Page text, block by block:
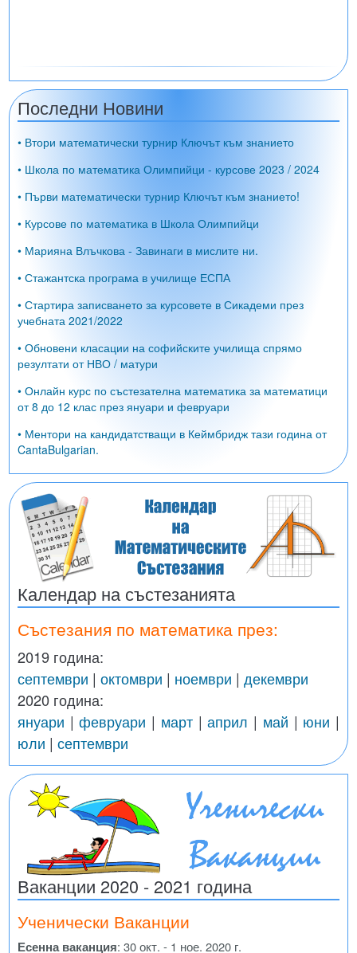
Последни Новини
• Втори математически турнир Ключът към знанието
• Школа по математика Олимпийци - курсове 2023 / 2024
• Първи математически турнир Ключът към знанието!
• Курсове по математика в Школа Олимпийци
• Марияна Влъчкова - Завинаги в мислите ни.
• Стажантска програма в училище ЕСПА
• Стартира записването за курсовете в Сикадеми през
учебната 2021/2022
• Обновени класации на софийските училища спрямо
резултати от НВО / матури
• Онлайн курс по състезателна математика за математици
от 8 до 12 клас през януари и февруари
• Ментори на кандидатстващи в Кеймбридж тази година от
CantaBulgarian.
Календар на състезанията
Състезания по математика през:
2019 година:
септември | октомври | ноември | декември
2020 година:
януари |февруари | март|април | май | юни |
юли | септември
Ваканции 2020 - 2021 година
Ученически Ваканции
Есенна ваканция: 30 окт. - 1 ное. 2020 г.